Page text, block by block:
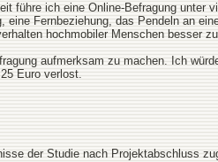
führe ich eine Online-Befragung unter
Fernbeziehung, das Pendeln an
hochmobiler Menschen besser
aufmerksam zu machen. Ich
Euro verlost.
der Studie nach Projektabschluss